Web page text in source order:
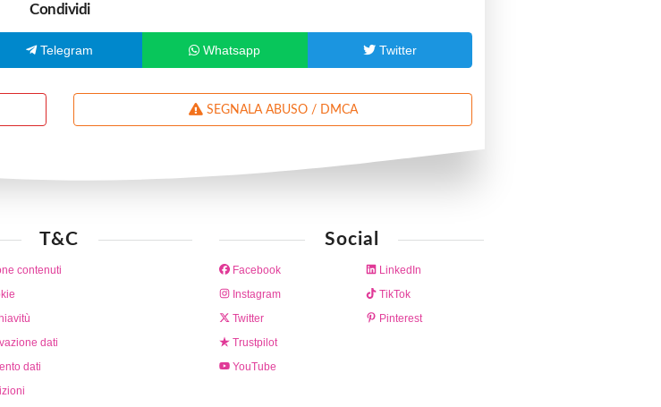
Condividi
Telegram Whatsapp Twitter
SEGNALA ABUSO / DMCA
T&C
contenuti
dati
dati
Social
Facebook
Instagram
Twitter
Trustpilot
YouTube
LinkedIn
TikTok
Pinterest